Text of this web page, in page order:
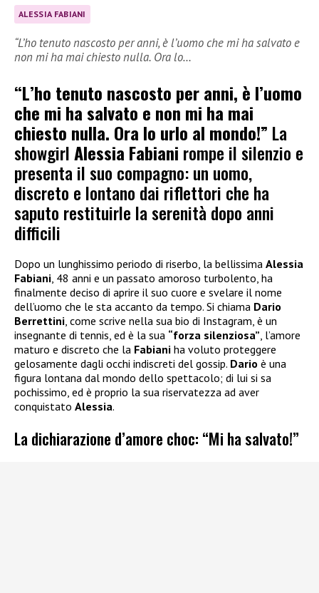
ALESSIA FABIANI
“L’ho tenuto nascosto per anni, è l’uomo che mi ha salvato e
non mi ha mai chiesto nulla. Ora lo…
“L’ho tenuto nascosto per anni, è l’uomo
che mi ha salvato e non mi ha mai
chiesto nulla. Ora lo urlo al mondo!” La
showgirlAlessia Fabiani rompe il silenzio e
presenta il suo compagno: un uomo,
discreto e lontano dai riflettori che ha
saputo restituirle la serenità dopo anni
difficili
Dopo un lunghissimo periodo di riserbo, la bellissima Alessia
Fabiani, 48 anni e un passato amoroso turbolento, ha
finalmente deciso di aprire il suo cuore e svelare il nome
dell’uomo che le sta accanto da tempo. Si chiama Dario
Berrettini, come scrive nella sua bio di Instagram, è un
insegnante di tennis, ed è la sua “forza silenziosa”, l’amore
maturo e discreto che la Fabiani ha voluto proteggere
gelosamente dagli occhi indiscreti del gossip. Dario è una
figura lontana dal mondo dello spettacolo; di lui si sa
pochissimo, ed è proprio la sua riservatezza ad aver
conquistato Alessia.
La dichiarazione d’amore choc: “Mi ha salvato!”